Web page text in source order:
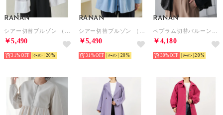
RANAN
シアー切替ブルゾン （オフホワイト）
￥5,490
31% 20
RANAN
シアー切替ブルゾン （ブルー）
￥5,490
31% 20
RANAN
ペプラム切替バルーンブルゾン （ブラック）
￥4,180
30% 20